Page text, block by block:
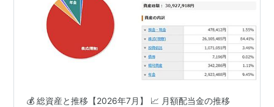
💰 総資産と推移【2026年7月】 📈 月額配当金の推移